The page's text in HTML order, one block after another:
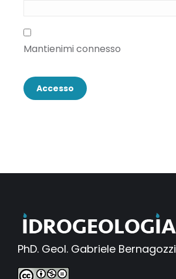
Mantienimi connesso
Accesso
PhD. Geol. Gabriele Bernagozzi